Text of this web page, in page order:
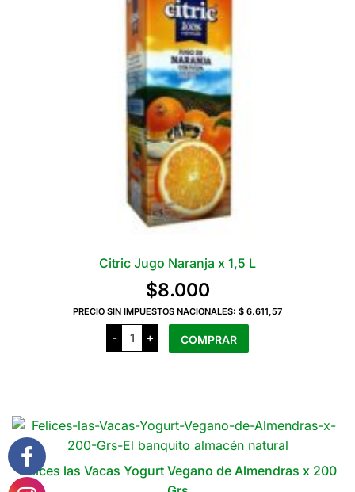
Citric Jugo Naranja x 1,5 L
$8.000
PRECIO SIN IMPUESTOS NACIONALES: $ 6.611,57
-
Citric
Jugo
Naranja
+ COMPRAR
Felices las Vacas Yogurt Vegano de Almendras x 200